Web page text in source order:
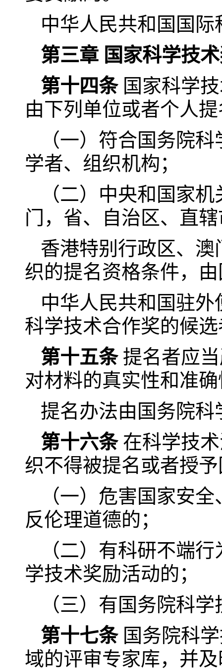
中华人民共和国国
第三章 国家科学技
第十四条国家科学技
由下列单位或者个人
（一）符合国务院
学者、组织机构；
（二）中央和国家
门，省、自治区、直
香港特别行政区、
织的提名资格条件，
中华人民共和国驻
科学技术合作奖的候
第十五条提名者应当
对材料的真实性和准
提名办法由国务院
第十六条在科学技术
织不得被提名或者授
（一）危害国家安
反伦理道德的；
（二）有科研不端
学技术奖励活动的；
（三）有国务院科
第十七条国务院科学
域的评审专家库，并